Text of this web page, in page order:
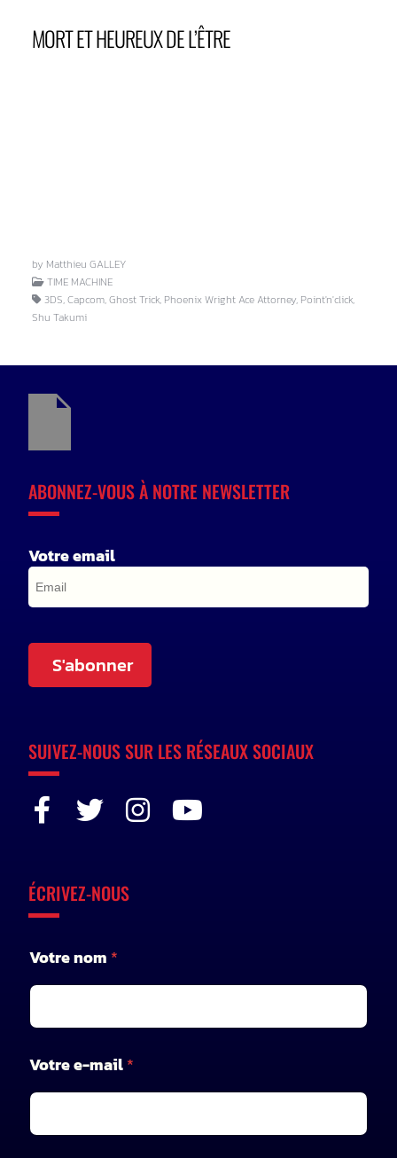
MORT ET HEUREUX DE L’ÊTRE
by Matthieu GALLEY
TIME MACHINE
3DS, Capcom, Ghost Trick, Phoenix Wright Ace Attorney, Point'n'click,
Shu Takumi
ABONNEZ-VOUS À NOTRE NEWSLETTER
Votre email
S'abonner
SUIVEZ-NOUS SUR LES RÉSEAUX SOCIAUX
ÉCRIVEZ-NOUS
*
Votre nom *
Votre e-mail*